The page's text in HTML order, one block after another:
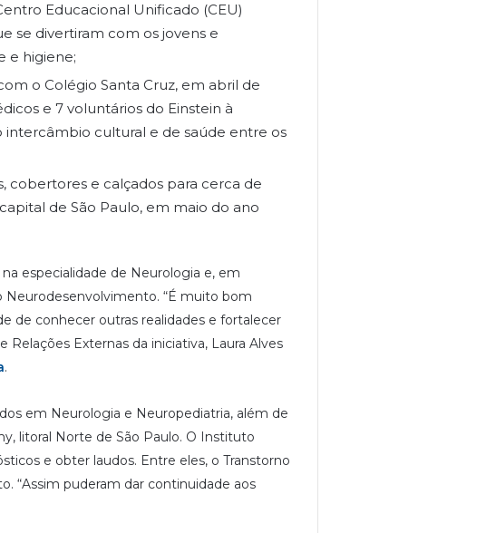
Educacional Unificado (CEU)
se divertiram com os jovens e
e higiene;
o Colégio Santa Cruz, em abril de
e 7 voluntários do Einstein à
cultural e de saúde entre os
cobertores e calçados para cerca de
de São Paulo, em maio do ano
especialidade de Neurologia e, em
Neurodesenvolvimento. “É muito bom
de conhecer outras realidades e fortalecer
Relações Externas da iniciativa, Laura Alves
.
em Neurologia e Neuropediatria, além de
litoral Norte de São Paulo. O Instituto
e obter laudos. Entre eles, o Transtorno
“Assim puderam dar continuidade aos